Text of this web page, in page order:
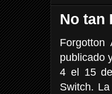
No tan
publicado
4 el 15
Switch.